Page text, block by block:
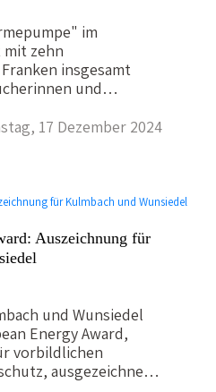
auf großes
war durchweg
im
mit zehn
insgesamt
und
und
Die Wärmepumpe
und
Ober-, Mittel- und
Paket enthalten ist,
daran, dass der
nicht zum
17 Dezember 2024
Auszeichnung für
und Wunsiedel
Energy Award,
vorbildlichen
ausgezeichnet